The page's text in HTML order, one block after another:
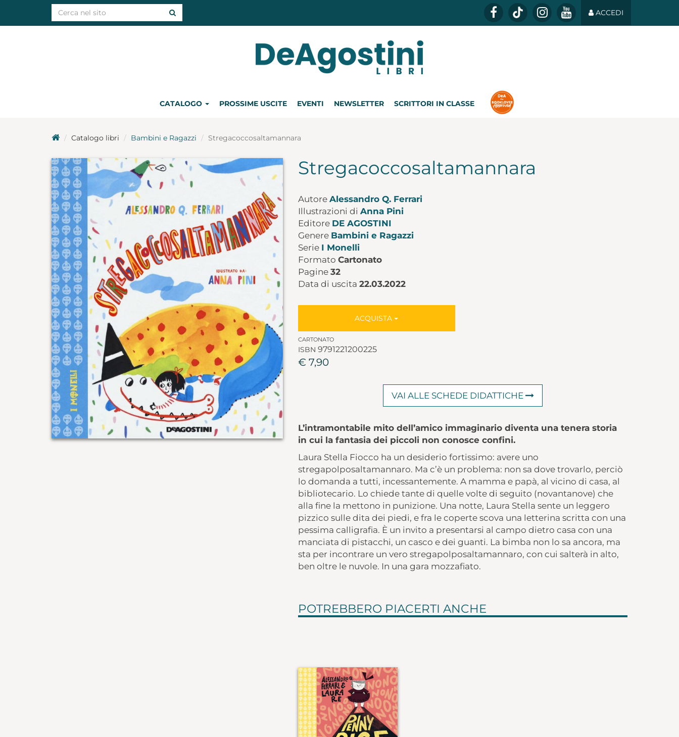
ACCEDI
CATALOGO PROSSIME USCITE EVENTI NEWSLETTER SCRITTORI IN CLASSE
Catalogo libri Bambini e Ragazzi Stregacoccosaltamannara
Stregacoccosaltamannara
Autore Alessandro Q. Ferrari
Illustrazioni di Anna Pini
Editore DE AGOSTINI
Genere Bambini e Ragazzi
Serie I Monelli
Formato Cartonato
Pagine 32
Data di uscita 22.03.2022
ACQUISTA
CARTONATO
ISBN 9791221200225
€ 7,90
VAI ALLE SCHEDE DIDATTICHE
L’intramontabile mito dell’amico immaginario diventa una tenera storia
in cui la fantasia dei piccoli non conosce confini.
Laura Stella Fiocco ha un desiderio fortissimo: avere uno
stregapolposaltamannaro. Ma c’è un problema: non sa dove trovarlo, perciò
lo domanda a tutti, incessantemente. A mamma e papà, al vicino di casa, al
bibliotecario. Lo chiede tante di quelle volte di seguito (novantanove) che
alla fine la mettono in punizione. Una notte, Laura Stella sente un leggero
pizzico sulle dita dei piedi, e fra le coperte scova una letterina scritta con una
pessima calligrafia. È un invito a presentarsi al campo dietro casa con una
manciata di pistacchi, un casco e dei guanti. La bimba non lo sa ancora, ma
sta per incontrare un vero stregapolposaltamannaro, con cui salterà in alto,
ben oltre le nuvole. In una gara mozzafiato.
POTREBBERO PIACERTI ANCHE